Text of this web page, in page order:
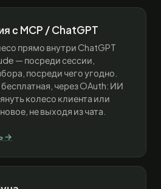
с MCP / ChatGPT
прямо внутри ChatGPT
— посреди сессии,
посреди чего угодно.
через OAuth: ИИ
колесо клиента или
не выходя из чата.
→